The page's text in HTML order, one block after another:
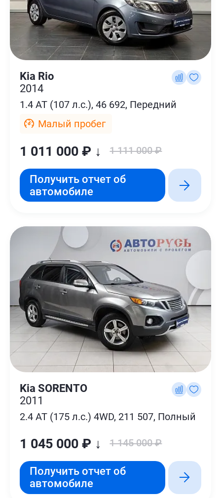
Kia Rio
2014
1.4 AT (107 л.с.), 46 692, Передний
Малый пробег
1 011 000 ₽ ↓ 1 111 000 ₽
Получить отчет об
автомобиле
Kia SORENTO
2011
2.4 AT (175 л.с.) 4WD, 211 507, Полный
1 045 000 ₽ ↓ 1 145 000 ₽
Получить отчет об
автомобиле